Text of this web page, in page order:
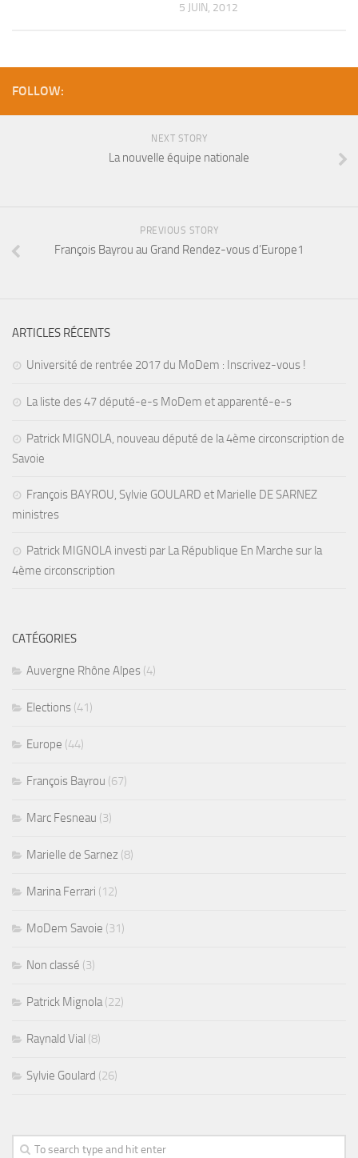
5 JUIN, 2012
FOLLOW:
NEXT STORY
La nouvelle équipe nationale
PREVIOUS STORY
François Bayrou au Grand Rendez-vous d’Europe1
ARTICLES RÉCENTS
Université de rentrée 2017 du MoDem : Inscrivez-vous !
La liste des 47 député-e-s MoDem et apparenté-e-s
Patrick MIGNOLA, nouveau député de la 4ème circonscription de
Savoie
François BAYROU, Sylvie GOULARD et Marielle DE SARNEZ
ministres
Patrick MIGNOLA investi par La République En Marche sur la
4ème circonscription
CATÉGORIES
Auvergne Rhône Alpes (4)
Elections (41)
Europe (44)
François Bayrou (67)
Marc Fesneau (3)
Marielle de Sarnez (8)
Marina Ferrari (12)
MoDem Savoie (31)
Non classé (3)
Patrick Mignola (22)
Raynald Vial (8)
Sylvie Goulard (26)